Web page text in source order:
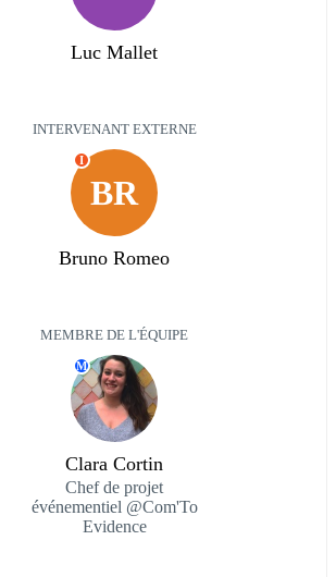
Luc Mallet
INTERVENANT EXTERNE
BR
I
Bruno Romeo
MEMBRE DE L'ÉQUIPE
M
Clara Cortin
Chef de projet
événementiel @Com'To
Evidence